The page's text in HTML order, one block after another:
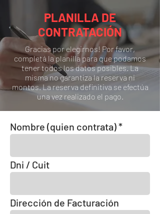
PLANILLA DE
CONTRATACIÓN
Gracias por elegirnos! Por favor,
completá la planilla para que podamos
tener todos los datos posibles. La
misma no garantiza la reserva ni
montos. La reserva definitiva se efectúa
una vez realizado el pago.
Nombre (quien contrata)
Dni / Cuit
Dirección de Facturación